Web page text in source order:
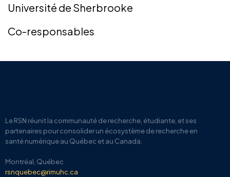
Université de Sherbrooke
Co-responsables
Le RSN réunit la communauté de recherche, étudiante, et ses
partenaires pourconsolider un écosystème de recherche en
santé numérique au Québec et au Canada.
Montréal, Québec
rsnquebec@rimuhc.ca